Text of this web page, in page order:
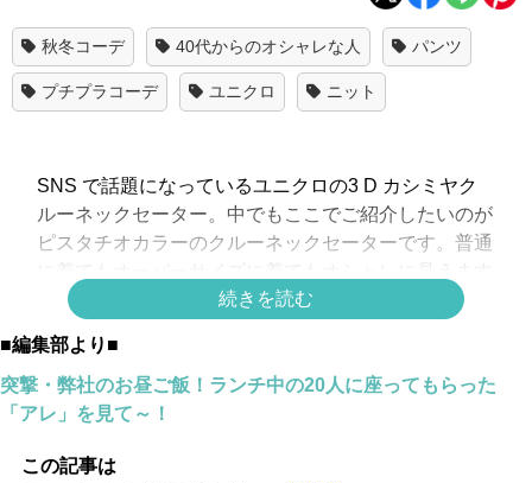
秋冬コーデ 40代からのオシャレな人 パンツ
プチプラコーデ ユニクロ ニット
SNS で話題になっているユニクロの3 D カシミヤク
ルーネックセーター。中でもここでご紹介したいのが
ピスタチオカラーのクルーネックセーターです。普通
に着てもオーバーサイズに着てもオシャレに見えます
が、こちらの方はインナーにトゥモローランドのブラ
思うくらいしっくりくる重ね着の出来上がりです。パ
ンツもユニクロのスマートアンクルパンツ。プチプラ
で着心地が良いものを上下合わせていますね。ブラウ
枚で着るのに飽きた方は挑戦してみてはいかがでしょ
続きを読む
■編集部より■
突撃・弊社のお昼ご飯！ランチ中の20人に座ってもらった
「アレ」を見て～！
この記事は